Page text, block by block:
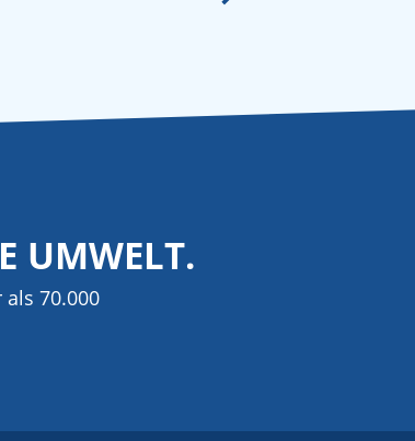
UMWELT.
70.000